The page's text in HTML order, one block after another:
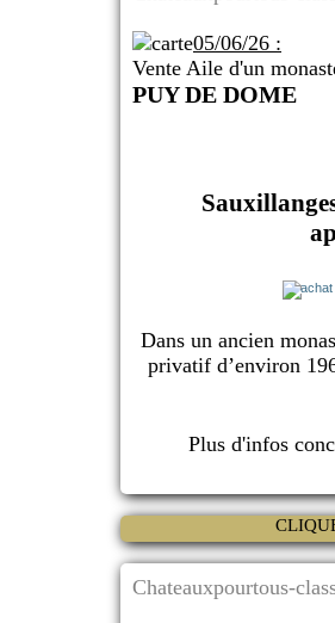
05/06/26 :
Vente Aile d'un
PUY DE DOME
Dans un ancien
privatif d’environ
Plus d'infos
Chateauxpourtous-